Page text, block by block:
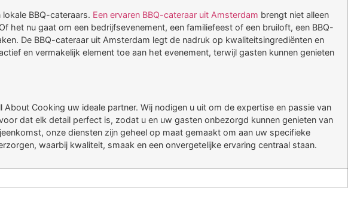
BBQ-cateraars. Een ervaren BBQ-cateraar uit Amsterdam brengt niet alleen
het nu gaat om een bedrijfsevenement, een familiefeest of een bruiloft, een BBQ-
De BBQ-cateraar uit Amsterdam legt de nadruk op kwaliteitsingrediënten en
en vermakelijk element toe aan het evenement, terwijl gasten kunnen genieten
Cooking uw ideale partner. Wij nodigen u uit om de expertise en passie van
dat elk detail perfect is, zodat u en uw gasten onbezorgd kunnen genieten van
onze diensten zijn geheel op maat gemaakt om aan uw specifieke
waarbij kwaliteit, smaak en een onvergetelijke ervaring centraal staan.